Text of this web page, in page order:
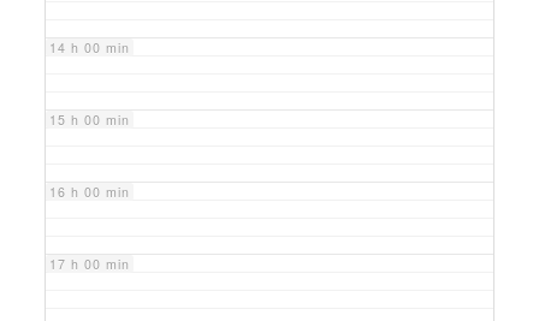
14 h 00 min
15 h 00 min
16 h 00 min
17 h 00 min